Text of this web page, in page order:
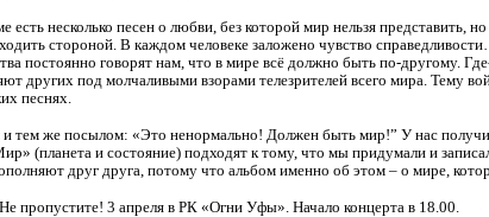
есть несколько песен о любви, без которой мир нельзя представить,
стороной. В каждом человеке заложено чувство
постоянно говорят нам, что в мире всё должно быть по-другому.
других под молчаливыми взорами телезрителей всего мира. Тему
песнях.
тем же посылом: «Это ненормально! Должен быть мир!” У нас
(планета и состояние) подходят к тому, что мы придумали и
друг друга, потому что альбом именно об этом – о мире,
Не пропустите! 3 апреля в РК «Огни Уфы». Начало концерта в 18.00.